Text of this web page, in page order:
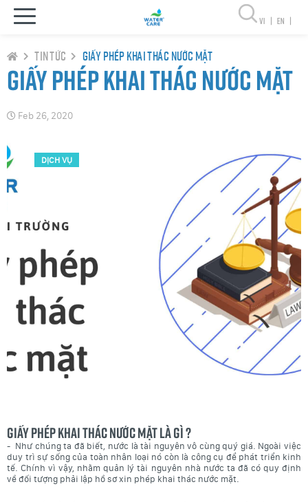
vi | en |
Tin tức Giấy phép khai thác nước mặt
Giấy phép khai thác nước mặt
Feb 26, 2020
DỊCH VỤ
Giấy phép khai thác nước mặt là gì ?
- Như chúng ta đã biết, nước là tài nguyên vô cùng quý giá. Ngoài việc
duy trì sự sống của toàn nhân loại nó còn là công cụ để phát triển kinh
tế. Chính vì vậy, nhằm quản lý tài nguyên nhà nước ta đã có quy định
về đối tượng phải lập hồ sơ xin phép khai thác nước mặt.